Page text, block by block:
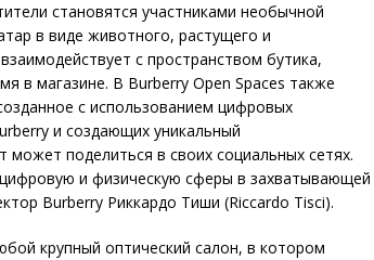
становятся участниками необычной
в виде животного, растущего и
с пространством бутика,
в магазине. В Burberry Open Spaces также
с использованием цифровых
и создающих уникальный
поделиться в своих социальных сетях.
и физическую сферы в захватывающей
Burberry Риккардо Тиши (Riccardo Tisci).
крупный оптический салон, в котором